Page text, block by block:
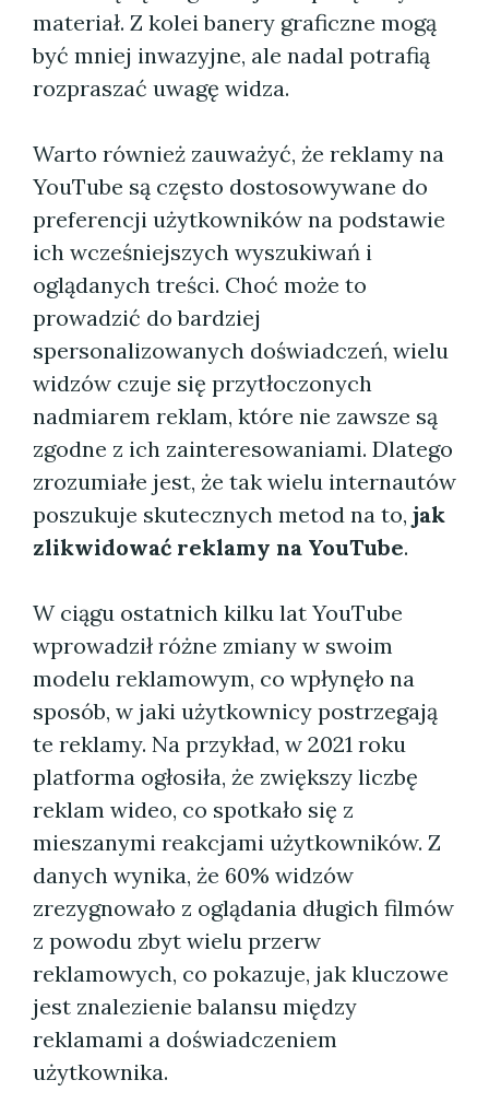
materiał. Z kolei banery graficzne mogą
być mniej inwazyjne, ale nadal potrafią
rozpraszać uwagę widza.
Warto również zauważyć, że reklamy na
YouTube są często dostosowywane do
preferencji użytkowników na podstawie
ich wcześniejszych wyszukiwań i
oglądanych treści. Choć może to
prowadzić do bardziej
spersonalizowanych doświadczeń, wielu
widzów czuje się przytłoczonych
nadmiarem reklam, które nie zawsze są
zgodne z ich zainteresowaniami. Dlatego
zrozumiałe jest, że tak wielu internautów
poszukuje skutecznych metod na to, jak
zlikwidować reklamy na YouTube.
W ciągu ostatnich kilku lat YouTube
wprowadził różne zmiany w swoim
modelu reklamowym, co wpłynęło na
sposób, w jaki użytkownicy postrzegają
te reklamy. Na przykład, w 2021 roku
platforma ogłosiła, że zwiększy liczbę
reklam wideo, co spotkało się z
mieszanymi reakcjami użytkowników. Z
danych wynika, że 60% widzów
zrezygnowało z oglądania długich filmów
z powodu zbyt wielu przerw
reklamowych, co pokazuje, jak kluczowe
jest znalezienie balansu między
reklamami a doświadczeniem
użytkownika.